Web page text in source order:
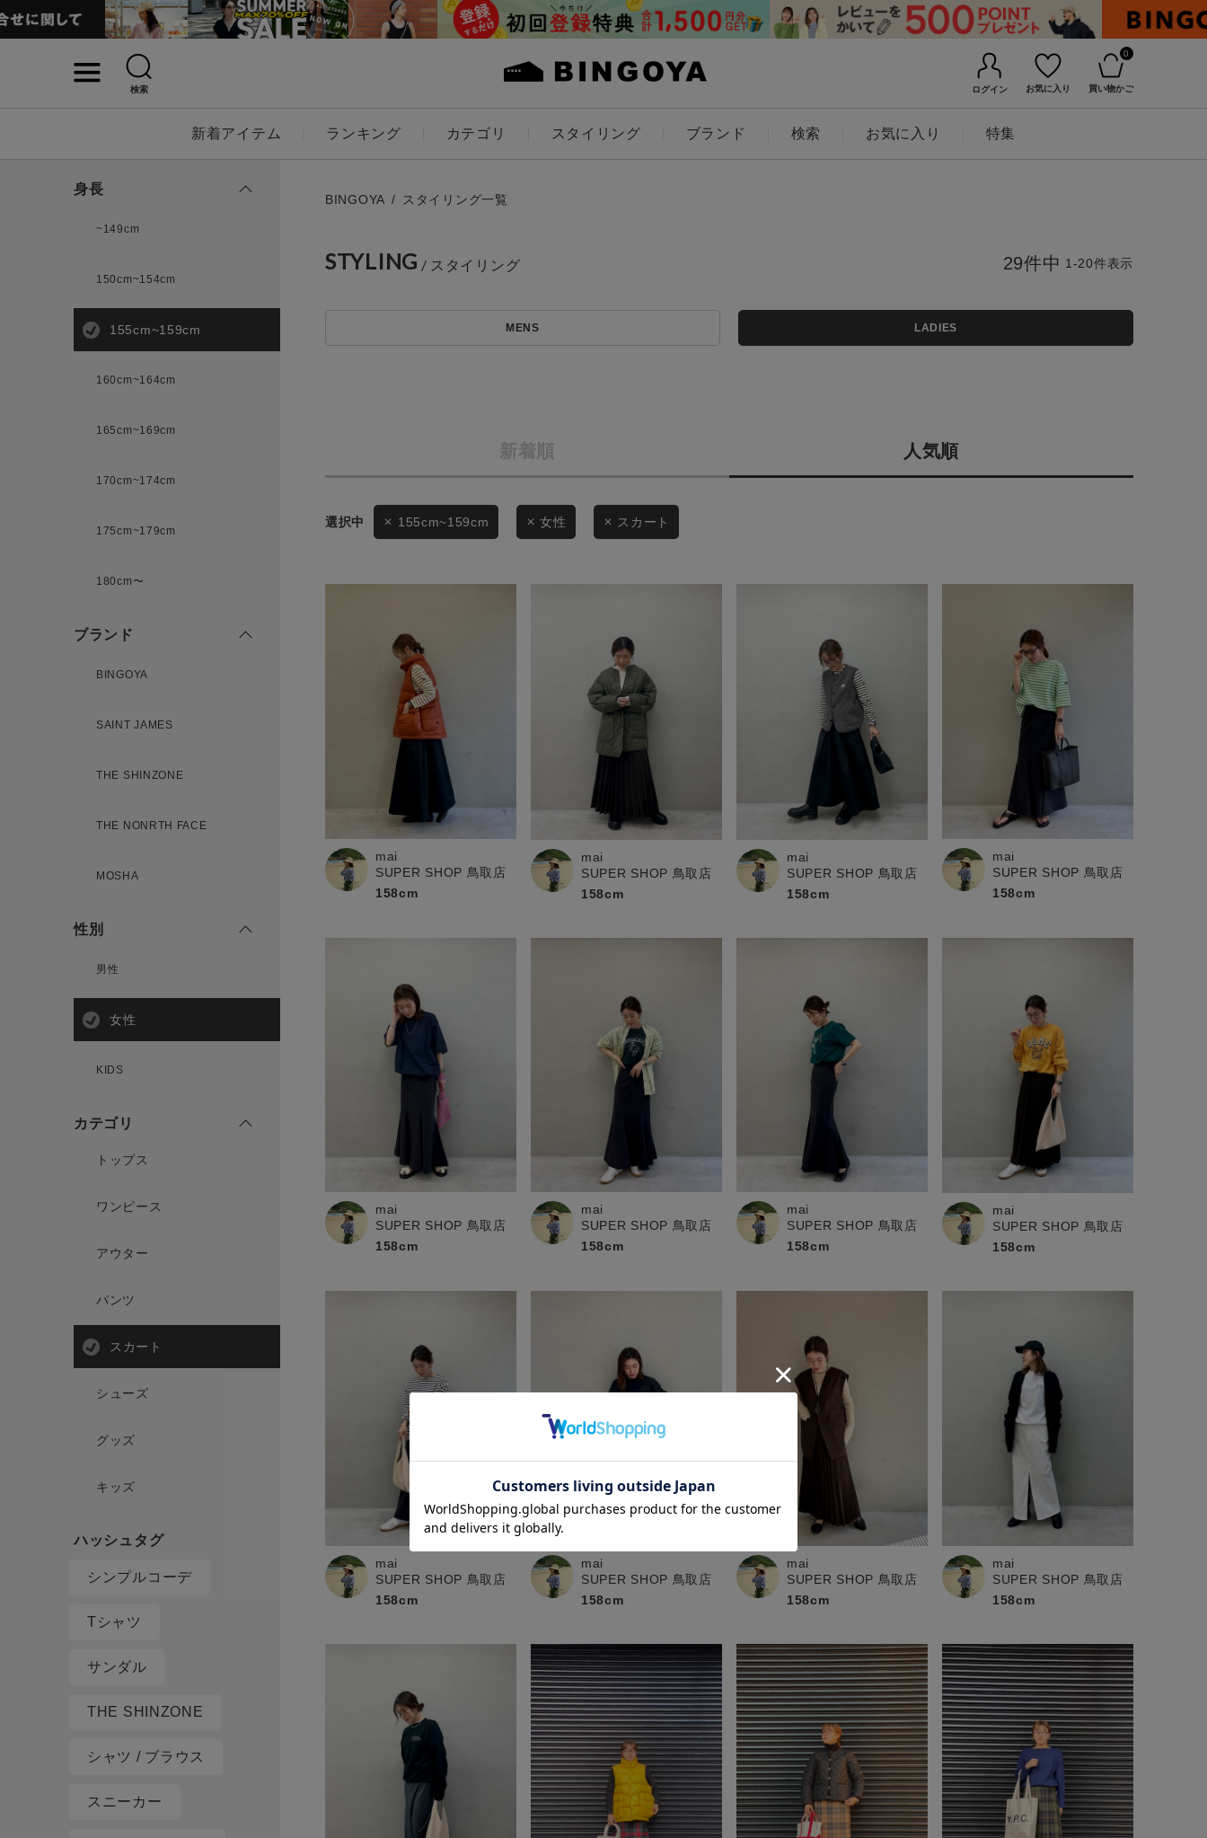
検索 ログイン お気に入り
0
買い物かご
新着アイテム ランキング カテゴリ スタイリング ブランド 検索 お気に入り 特集
カテゴリから探す
スタイリングから探す
ブランドから探す
店舗一覧
会社概要
お知らせ・ご利用ガイド
お知らせ
ご利用ガイド
ギフトラッピング
お問い合わせ
BINGOYA
無料公式アプリダウンロード
キーワード
LADIES KIDS
価格
セール価格
この条件で絞り込む
身長
~149cm
150cm~154cm
155cm~159cm
160cm~164cm
165cm~169cm
170cm~174cm
175cm~179cm
180cm〜
ブランド
BINGOYA
SAINT JAMES
THE SHINZONE
THE NONRTH FACE
MOSHA
性別
男性
女性
KIDS
カテゴリ
トップス
ワンピース
アウター
パンツ
スカート
シューズ
グッズ
キッズ
シンプルコーデ
Tシャツ
サンダル
THE SHINZONE
シャツ / ブラウス
スニーカー
BINGOYA スタイリング一覧
STYLING
MENS LADIES
新着順 人気順
29件中 1-20件表示
155cm~159cm 女性 スカート
mai
SUPER SHOP 鳥取店
158cm
mai
SUPER SHOP 鳥取店
158cm
mai
SUPER SHOP 鳥取店
158cm
mai
SUPER SHOP 鳥取店
158cm
mai
SUPER SHOP 鳥取店
158cm
mai
SUPER SHOP 鳥取店
158cm
mai
SUPER SHOP 鳥取店
158cm
mai
SUPER SHOP 鳥取店
158cm
mai
SUPER SHOP 鳥取店
158cm
mai
SUPER SHOP 鳥取店
158cm
mai
SUPER SHOP 鳥取店
158cm
mai
SUPER SHOP 鳥取店
158cm